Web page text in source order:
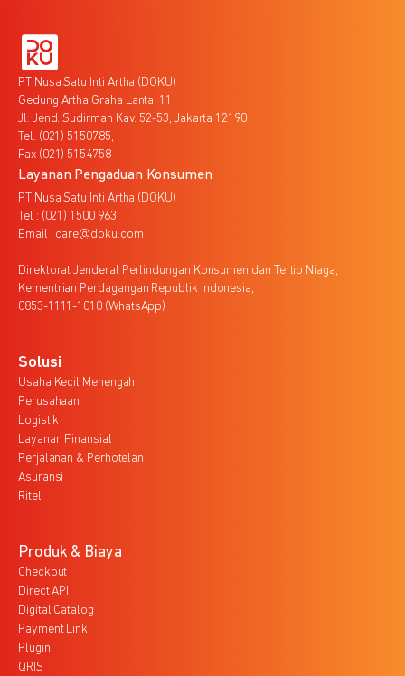
PT Nusa Satu Inti Artha (DOKU)
Gedung Artha Graha Lantai 11
Jl. Jend. Sudirman Kav. 52-53, Jakarta 12190
Tel. (021) 5150785,
Fax (021) 5154758
Layanan Pengaduan Konsumen
PT Nusa Satu Inti Artha (DOKU)
Tel : (021) 1500 963
Email : care@doku.com
Direktorat Jenderal Perlindungan Konsumen dan Tertib Niaga,
Kementrian Perdagangan Republik Indonesia,
0853-1111-1010 (WhatsApp)
Solusi
Usaha Kecil Menengah
Perusahaan
Logistik
Layanan Finansial
Perjalanan & Perhotelan
Asuransi
Ritel
Produk & Biaya
Checkout
Direct API
Digital Catalog
Payment Link
Plugin
QRIS